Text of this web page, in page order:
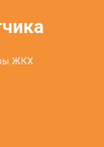
ЖКХ